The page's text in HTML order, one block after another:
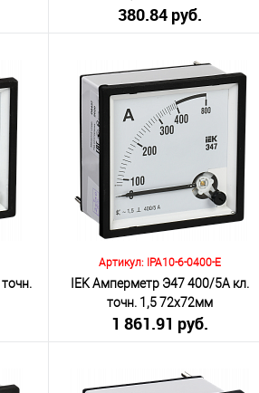
380.84 руб.
Количество:
В корзину
К сравнению
В избранное
Под заказ
Артикул: IPA10-6-0400-E
IEK Амперметр Э47 400/5А кл.
точн. 1,5 72х72мм
1 861.91 руб.
Количество: